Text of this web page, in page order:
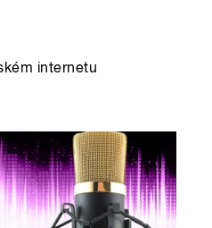
internetu